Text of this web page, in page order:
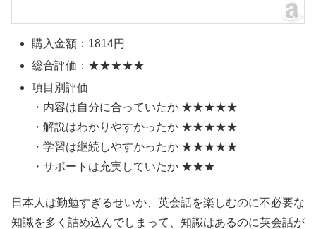
購入金額：1814円
総合評価：★★★★★
項目別評価
・内容は自分に合っていたか ★★★★★
・解説はわかりやすかったか ★★★★★
・学習は継続しやすかったか ★★★★★
・サポートは充実していたか ★★★
日本人は勤勉すぎるせいか、英会話を楽しむのに不必要な
知識を多く詰め込んでしまって、知識はあるのに英会話が